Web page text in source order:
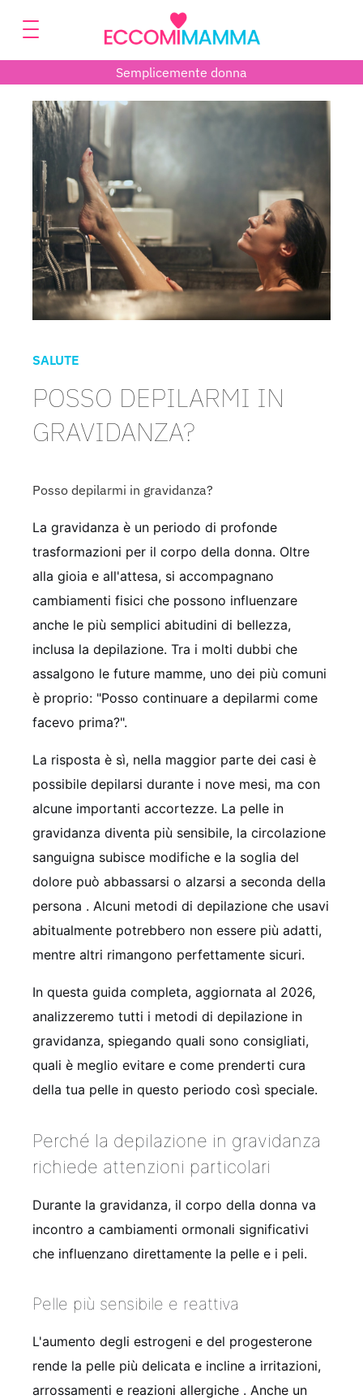
Semplicemente donna
SALUTE
POSSO DEPILARMI IN
GRAVIDANZA?
Posso depilarmi in gravidanza?
La gravidanza è un periodo di profonde
trasformazioni per il corpo della donna. Oltre
alla gioia e all'attesa, si accompagnano
cambiamenti fisici che possono influenzare
anche le più semplici abitudini di bellezza,
inclusa la depilazione. Tra i molti dubbi che
assalgono le future mamme, uno dei più comuni
è proprio: "Posso continuare a depilarmi come
facevo prima?".
La risposta è sì, nella maggior parte dei casi è
possibile depilarsi durante i nove mesi, ma con
alcune importanti accortezze. La pelle in
gravidanza diventa più sensibile, la circolazione
sanguigna subisce modifiche e la soglia del
dolore può abbassarsi o alzarsi a seconda della
persona . Alcuni metodi di depilazione che usavi
abitualmente potrebbero non essere più adatti,
mentre altri rimangono perfettamente sicuri.
In questa guida completa, aggiornata al 2026,
analizzeremo tutti i metodi di depilazione in
gravidanza, spiegando quali sono consigliati,
quali è meglio evitare e come prenderti cura
della tua pelle in questo periodo così speciale.
Perché la depilazione in gravidanza
richiede attenzioni particolari
Durante la gravidanza, il corpo della donna va
incontro a cambiamenti ormonali significativi
che influenzano direttamente la pelle e i peli.
Pelle più sensibile e reattiva
L'aumento degli estrogeni e del progesterone
rende la pelle più delicata e incline a irritazioni,
arrossamenti e reazioni allergiche . Anche un